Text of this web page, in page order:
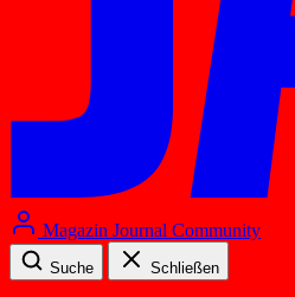
Magazin Journal Community
Suche Schließen